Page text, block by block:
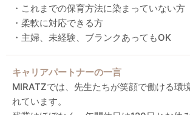
・これまでの保育方法に染まっていない方
・柔軟に対応できる方
・主婦、未経験、ブランクあってもOK
キャリアパートナーの一言
MIRATZでは、先生たちが笑顔で働ける環
れています。